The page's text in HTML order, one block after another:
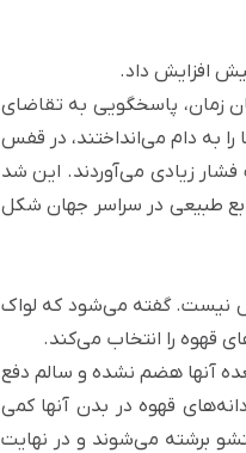
زمان، پاسخگویی به تقاضای
را به دام می‌انداختند، در قفس
فشار زیادی می‌آوردند. این شد
طبیعی در سراسر جهان شکل
نیست. گفته می‌شود که لواک
قهوه را انتخاب می‌کند.
آنها هضم نشده و سالم دفع
قهوه در بدن آنها کمی
برشته می‌شوند و در نهایت